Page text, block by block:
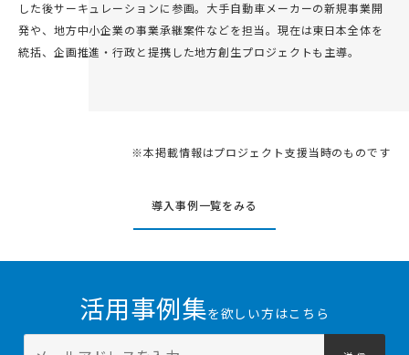
した後サーキュレーションに参画。大手自動車メーカーの新規事業開
発や、地方中小企業の事業承継案件などを担当。現在は東日本全体を
統括、企画推進・行政と提携した地方創生プロジェクトも主導。
※本掲載情報はプロジェクト支援当時のものです
導入事例一覧をみる
活用事例集を欲しい方はこちら